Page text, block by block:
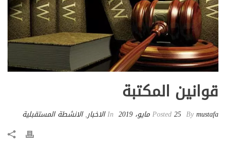
قوانين المكتبة
Bymustafa 25 مايو، 2019 الاخبار,الانشطة المستقبلية